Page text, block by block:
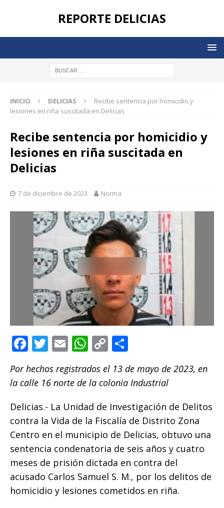
REPORTE DELICIAS
INICIO DELICIAS
Recibe sentencia por homicidio y
lesiones en riña suscitada en Delicias
Recibe sentencia por homicidio y
lesiones en riña suscitada en
Delicias
7 de diciembre de 2023 Norma
F
a
c
e
b
o
o
k
T
it
te
r
E
ai
l
W
h
at
s
A
p
p
C
o
p
y
Li
n
k
o
m
p
ar
ti
r
Por hechos registrados el 13 de mayo de 2023, en
la calle 16 norte de la colonia Industrial
Delicias.- La Unidad de Investigación de Delitos
contra la Vida de la Fiscalía de Distrito Zona
Centro en el municipio de Delicias, obtuvo una
sentencia condenatoria de seis años y cuatro
meses de prisión dictada en contra del
acusado Carlos Samuel S. M., por los delitos de
homicidio y lesiones cometidos en riña.